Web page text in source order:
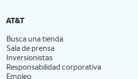
AT&T
Busca una tienda
Sala de prensa
Inversionistas
Responsabilidad corporativa
Empleo